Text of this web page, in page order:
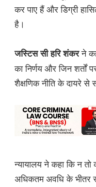
कर पाए हैं और डिग्री
है।
जस्टिस सी हरि शंकरने
का निर्णय और जिन शर्तों
शैक्षणिक नीति के दायरे से
न्यायालय ने कहा कि न तो
अधिकतम अवधि के भीतर